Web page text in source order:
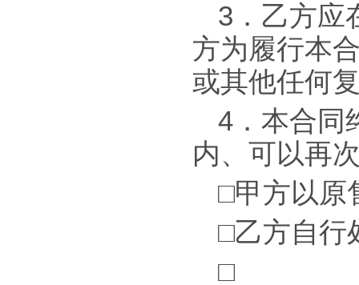
3．乙方应
方为履行本
或其他任何
4．本合同
内、可以再
□甲方以原
□乙方自行